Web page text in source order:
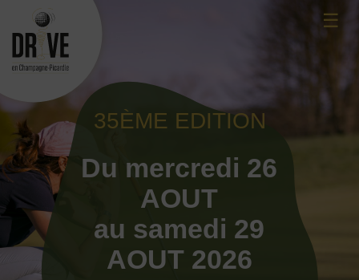
content
☰
35ÈME EDITION
Du mercredi 26
AOUT
au samedi 29
AOUT 2026